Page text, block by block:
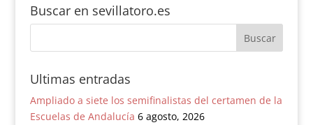
Buscar en sevillatoro.es
Ultimas entradas
Ampliado a siete los semifinalistas del certamen de la
Escuelas de Andalucía 6 agosto, 2026